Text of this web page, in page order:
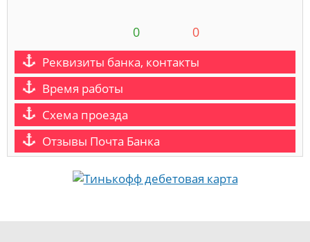
0 0
Реквизиты банка, контакты
Время работы
Схема проезда
Отзывы Почта Банка